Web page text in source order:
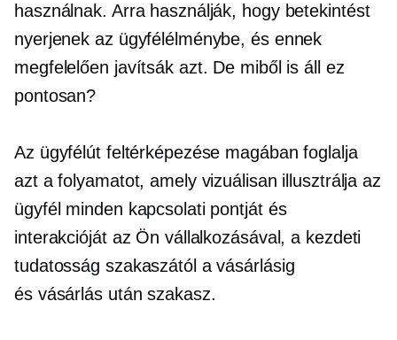
használnak. Arra használják, hogy betekintést
nyerjenek az ügyfélélménybe, és ennek
megfelelően javítsák azt. De miből is áll ez
pontosan?
Az ügyfélút feltérképezése magában foglalja
azt a folyamatot, amely vizuálisan illusztrálja az
ügyfél minden kapcsolati pontját és
interakcióját az Ön vállalkozásával, a kezdeti
tudatosság szakaszától a vásárlásig
és vásárlás után szakasz.